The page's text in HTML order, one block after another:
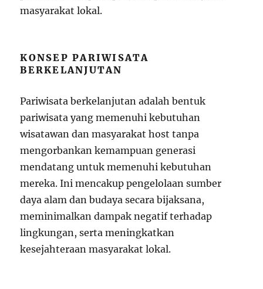
masyarakat lokal.
KONSEP PARIWISATA
BERKELANJUTAN
Pariwisata berkelanjutan adalah bentuk
pariwisata yang memenuhi kebutuhan
wisatawan dan masyarakat host tanpa
mengorbankan kemampuan generasi
mendatang untuk memenuhi kebutuhan
mereka. Ini mencakup pengelolaan sumber
daya alam dan budaya secara bijaksana,
meminimalkan dampak negatif terhadap
lingkungan, serta meningkatkan
kesejahteraan masyarakat lokal.